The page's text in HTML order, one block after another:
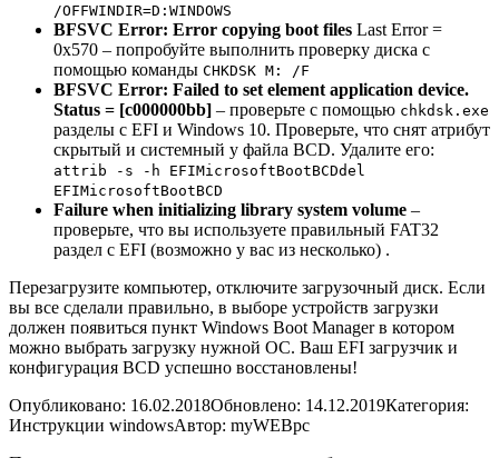
/OFFWINDIR=D:WINDOWS
BFSVC Error: Error copying boot files Last Error =
0x570 – попробуйте выполнить проверку диска с
помощью команды CHKDSK M: /F
BFSVC Error: Failed to set element application device.
Status = [c000000bb] – проверьте с помощью chkdsk.exe
разделы с EFI и Windows 10. Проверьте, что снят атрибут
скрытый и системный у файла BCD. Удалите его:
attrib -s -h EFIMicrosoftBootBCDdel
EFIMicrosoftBootBCD
Failure when initializing library system volume –
проверьте, что вы используете правильный FAT32
раздел с EFI (возможно у вас из несколько) .
Перезагрузите компьютер, отключите загрузочный диск. Если
вы все сделали правильно, в выборе устройств загрузки
должен появиться пункт Windows Boot Manager в котором
можно выбрать загрузку нужной ОС. Ваш EFI загрузчик и
конфигурация BCD успешно восстановлены!
Опубликовано: 16.02.2018Обновлено: 14.12.2019Категория:
Инструкции windowsАвтор: myWEBpc